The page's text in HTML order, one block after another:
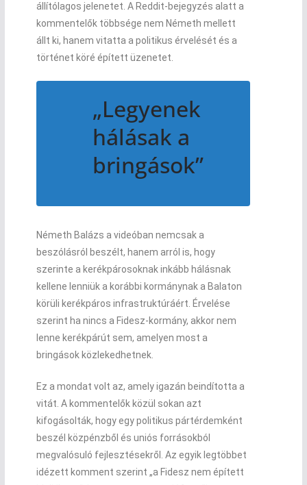
állítólagos jelenetet. A Reddit-bejegyzés alatt a
kommentelők többsége nem Németh mellett
állt ki, hanem vitatta a politikus érvelését és a
történet köré épített üzenetet.
„Legyenek
hálásak a
bringások”
Németh Balázs a videóban nemcsak a
beszólásról beszélt, hanem arról is, hogy
szerinte a kerékpárosoknak inkább hálásnak
kellene lenniük a korábbi kormánynak a Balaton
körüli kerékpáros infrastruktúráért. Érvelése
szerint ha nincs a Fidesz-kormány, akkor nem
lenne kerékpárút sem, amelyen most a
bringások közlekedhetnek.
Ez a mondat volt az, amely igazán beindította a
vitát. A kommentelők közül sokan azt
kifogásolták, hogy egy politikus pártérdemként
beszél közpénzből és uniós forrásokból
megvalósuló fejlesztésekről. Az egyik legtöbbet
idézett komment szerint „a Fidesz nem épített